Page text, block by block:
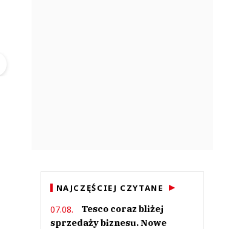
NAJCZĘŚCIEJ CZYTANE
07.08.
Tesco coraz bliżej
sprzedaży biznesu. Nowe